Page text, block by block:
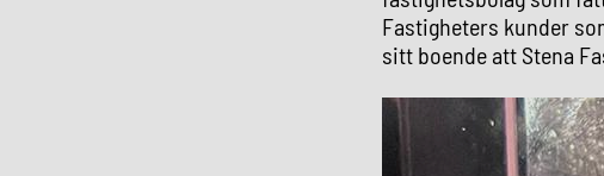
Fastigheters kunder
sitt boende att Stena